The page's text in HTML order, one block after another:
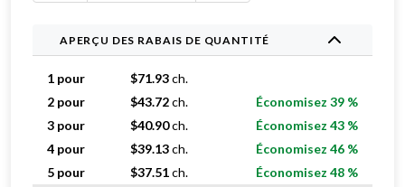
APERÇU DES RABAIS DE QUANTITÉ
1 pour $71.93ch.
2 pour
$43.72ch.
Économisez 39 %
3 pour
$40.90ch.
Économisez 43 %
4 pour
$39.13ch.
Économisez 46 %
5 pour
$37.51ch.
Économisez 48 %